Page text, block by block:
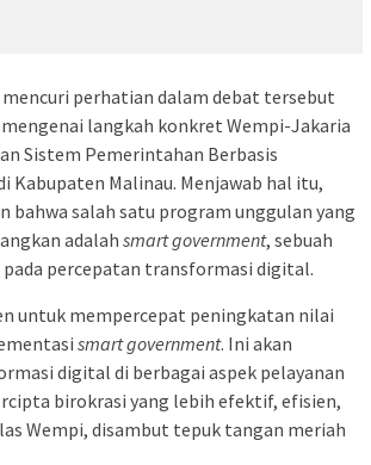
mencuri perhatian dalam debat tersebut
langkah konkret Wempi-Jakaria
Sistem Pemerintahan Berbasis
Kabupaten Malinau. Menjawab hal itu,
bahwa salah satu program unggulan yang
adalah smart government, sebuah
percepatan transformasi digital.
untuk mempercepat peningkatan nilai
smart government. Ini akan
digital di berbagai aspek pelayanan
birokrasi yang lebih efektif, efisien,
Wempi, disambut tepuk tangan meriah